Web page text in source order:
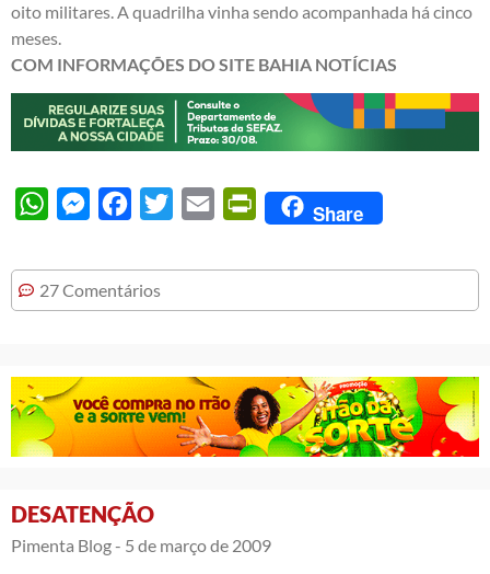
oito militares. A quadrilha vinha sendo acompanhada há cinco
meses.
COM INFORMAÇÕES DO SITE BAHIA NOTÍCIAS
WhatsAppMessengerFacebook
Twitter Email PrintFriendly
Share
27 Comentários
DESATENÇÃO
Pimenta Blog - 5 de março de 2009